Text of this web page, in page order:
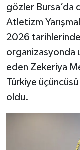
gözler Bursa’da
Atletizm
2026
organizasyonda
eden Zekeriya
Türkiye
oldu.